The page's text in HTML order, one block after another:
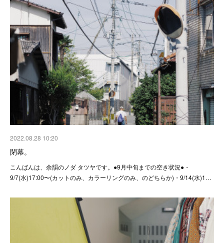
2022.08.28 10:20
閉幕。
こんばんは、余韻のノダ タツヤです。●9月中旬までの空き状況●・
9/7(水)17:00〜(カットのみ、カラーリングのみ、のどちらか)・9/14(水)1…